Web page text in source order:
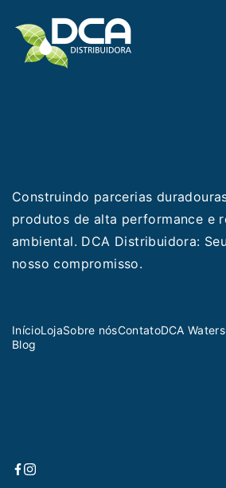
Construindo parcerias
produtos de alta performance e
ambiental. DCA Distribuidora:
nosso compromisso.
InícioLojaSobre nósContatoDCA Waters
Blog